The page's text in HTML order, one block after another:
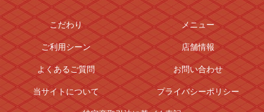
こだわり メニュー
ご利用シーン 店舗情報
よくあるご質問 お問い合わせ
当サイトについて プライバシーポリシー